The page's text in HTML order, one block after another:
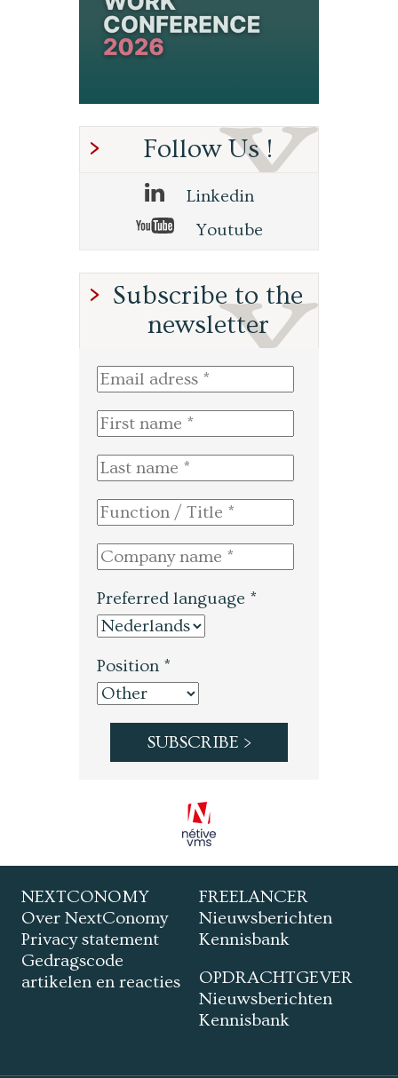
Follow Us !
Linkedin
Youtube
Subscribe to the
newsletter
Preferred language *
Position *
NEXTCONOMY
Over NextConomy
Privacy statement
Gedragscode
artikelen en reacties
FREELANCER
Nieuwsberichten
Kennisbank
OPDRACHTGEVER
Nieuwsberichten
Kennisbank